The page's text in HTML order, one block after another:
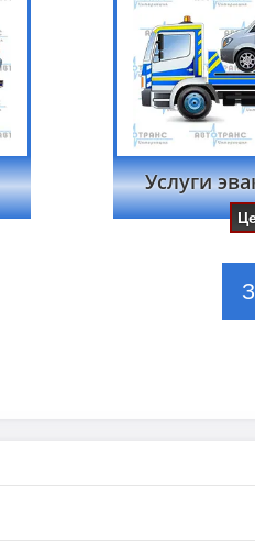
Услуги